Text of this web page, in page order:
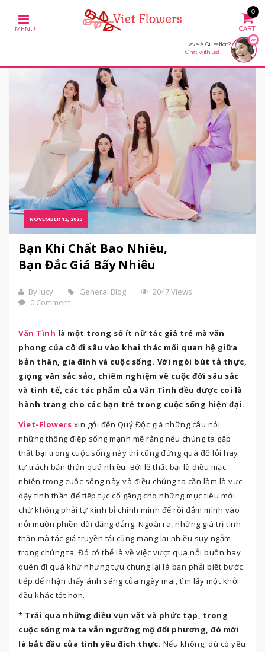
0
Have A Question?
Chat with us!
NOVEMBER 13, 2023
Bạn Khí Chất Bao Nhiêu,
Bạn Đắc Giá Bấy Nhiêu
By lucy General Blog
2047 Views
0 Comment
Vãn Tình là một trong số ít nữ tác giả trẻ mà văn
phong của cô đi sâu vào khai thác mối quan hệ giữa
bản thân, gia đình và cuộc sống. Với ngòi bút tả thực,
giọng văn sắc sảo, chiêm nghiệm về cuộc đời sâu sắc
và tinh tế, các tác phẩm của Văn Tình đều được coi là
hành trang cho các bạn trẻ trong cuộc sống hiện đại.
Viet-Flowers xin gởi đến Quý Độc giả những câu nói
những thông điệp sống mạnh mẽ rằng nếu chúng ta gặp
thất bại trong cuộc sống này thì cũng đừng quá đổ lỗi hay
tự trách bản thân quá nhiều. Bởi lẽ thất bại là điều mặc
nhiên trong cuộc sống này và điều chúng ta cần làm là vực
dậy tinh thần để tiếp tục cố gắng cho những mục tiêu mới
chứ không phải tự kinh bỉ chính mình để rồi đắm mình vào
nỗi muộn phiền dài đăng đẳng. Ngoài ra, những giá trị tinh
thần mà tác giả truyền tải cũng mang lại nhiều suy ngẫm
trong chúng ta. Đó có thể là về việc vượt qua nỗi buồn hay
quên đi quá khứ nhưng tựu chung lại là bạn phải biết bước
tiếp để nhận thấy ánh sáng của ngày mai, tìm lấy một khởi
đầu khác tốt hơn.
* Trải qua những điều vụn vặt và phức tạp, trong
cuộc sống mà ta vẫn ngưỡng mộ đối phương, đó mới
là bắt đầu của tình yêu đích thực. Nếu không, dù có yêu